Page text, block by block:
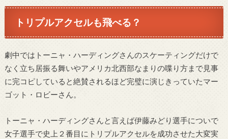
トリプルアクセルも飛べる？
劇中ではトーニャ・ハーディングさんのスケーティングだけで
なく立ち居振る舞いやアメリカ北西部なまりの喋り方まで見事
に完コピしていると絶賛されるほど完璧に演じきっていたマー
ゴット・ロビーさん。
トーニャ・ハーディングさんと言えば伊藤みどり選手についで
女子選手で史上２番目にトリプルアクセルを成功させた大変実